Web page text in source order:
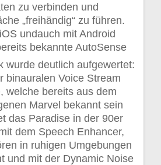
zu verbinden und
„freihändig“ zu führen.
undauch mit Android
bekannte AutoSense
wurde deutlich aufgewertet:
binauralen Voice Stream
welche bereits aus dem
Marvel bekannt sein
das Paradise in der 90er
dem Speech Enhancer,
in ruhigen Umgebungen
und mit der Dynamic Noise